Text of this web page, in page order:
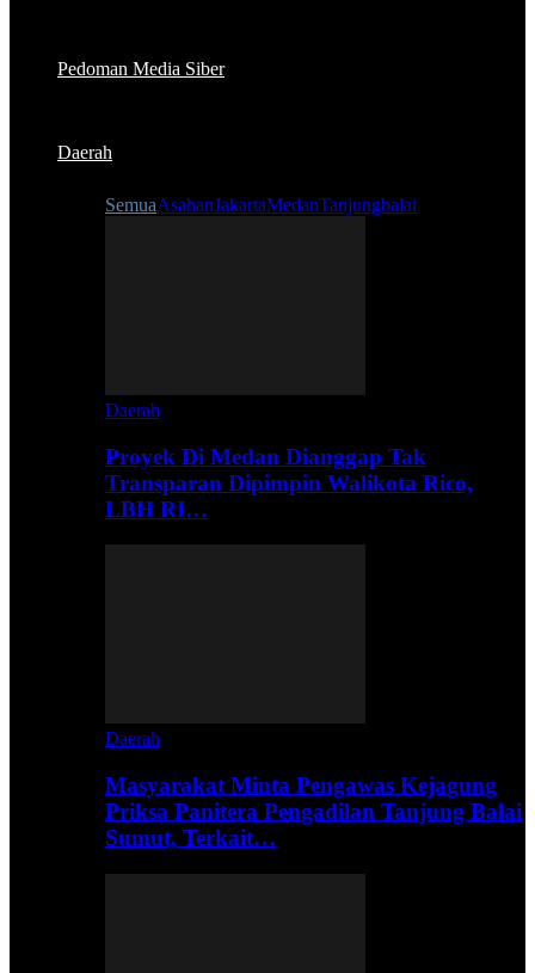
Pedoman Media Siber
Daerah
SemuaAsahanJakartaMedanTanjungbalai
Daerah
Proyek Di Medan Dianggap Tak
Transparan Dipimpin Walikota Rico,
LBH RI…
Daerah
Masyarakat Minta Pengawas Kejagung
Priksa Panitera Pengadilan Tanjung Balai
Sumut, Terkait…